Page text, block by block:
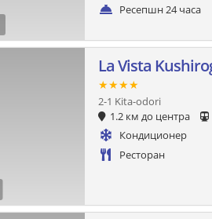
Ресепшн 24 часа
La Vista
★★★★
2-1 Kita-odori
1.2 км до центра
Кондиционер
Ресторан